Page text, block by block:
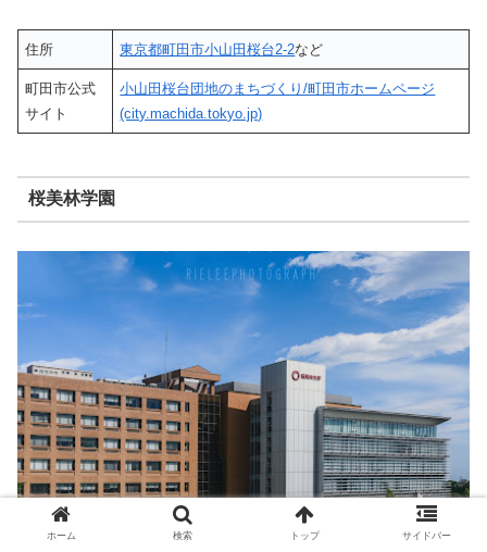
住所 東京都町田市小山田桜台2‐2など
町田市公式
サイト
小山田桜台団地のまちづくり/町田市ホームページ
(city.machida.tokyo.jp)
桜美林学園
ホーム 検索 トップ サイドバー